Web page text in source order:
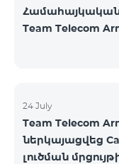
Team Telecom
24 July
Team Telecom
ներկայացվեց
լուծման